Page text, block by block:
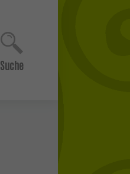
Suche